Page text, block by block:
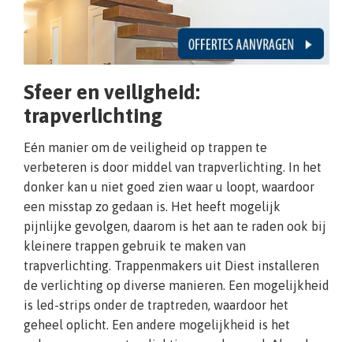
Sfeer en veiligheid:
trapverlichting
Eén manier om de veiligheid op trappen te
verbeteren is door middel van trapverlichting. In het
donker kan u niet goed zien waar u loopt, waardoor
een misstap zo gedaan is. Het heeft mogelijk
pijnlijke gevolgen, daarom is het aan te raden ook bij
kleinere trappen gebruik te maken van
trapverlichting. Trappenmakers uit Diest installeren
de verlichting op diverse manieren. Een mogelijkheid
is led-strips onder de traptreden, waardoor het
geheel oplicht. Een andere mogelijkheid is het